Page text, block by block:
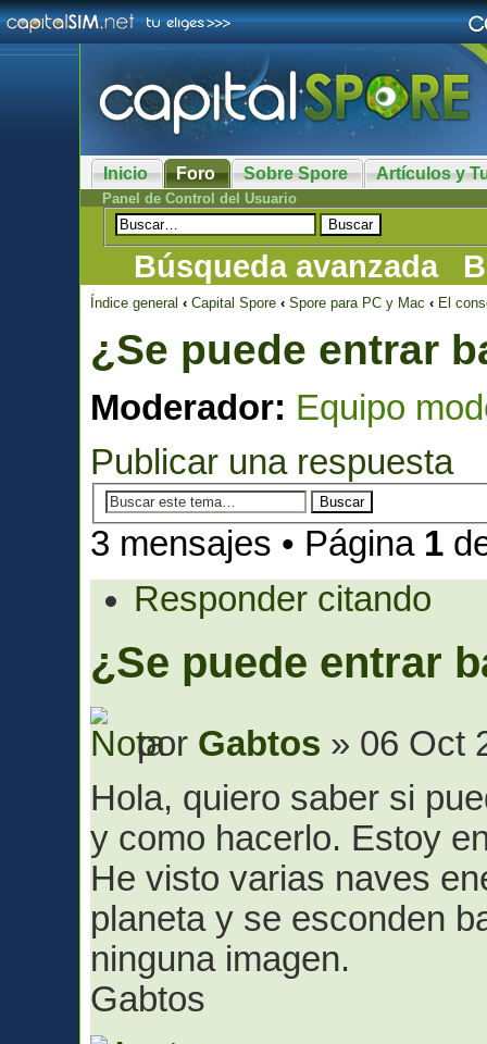
Inicio Foro Sobre Spore Artículos y
Panel de Control del Usuario
Búsqueda avanzada
Índice general ‹ Capital Spore ‹ Spore para PC y Mac ‹ El
¿Se puede entrar
Moderador: Equipo
Publicar una respuesta
3 mensajes • Página 1
Responder citando
¿Se puede entrar
por Gabtos » 06 Oct
Hola, quiero saber si
y como hacerlo. Estoy
He visto varias naves
planeta y se esconden
ninguna imagen.
Gabtos